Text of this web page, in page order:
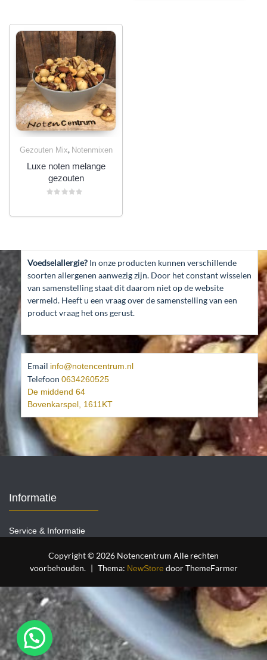
Gezouten Mix, Notenmixen
Luxe noten melange
gezouten
uit
Voedselallergie? In onze producten kunnen verschillende
soorten allergenen aanwezig zijn. Door het constant wisselen
van samenstelling staat dit daarom niet op de website
vermeld. Heeft u een vraag over de samenstelling van een
product vraag het ons gerust.
Email info@notencentrum.nl
Telefoon 0634260525
De middend 64
Bovenkarspel 1611KT
Informatie
Service & Informatie
Copyright © 2026 Notencentrum Alle rechten
voorbehouden. | Thema: NewStore door ThemeFarmer